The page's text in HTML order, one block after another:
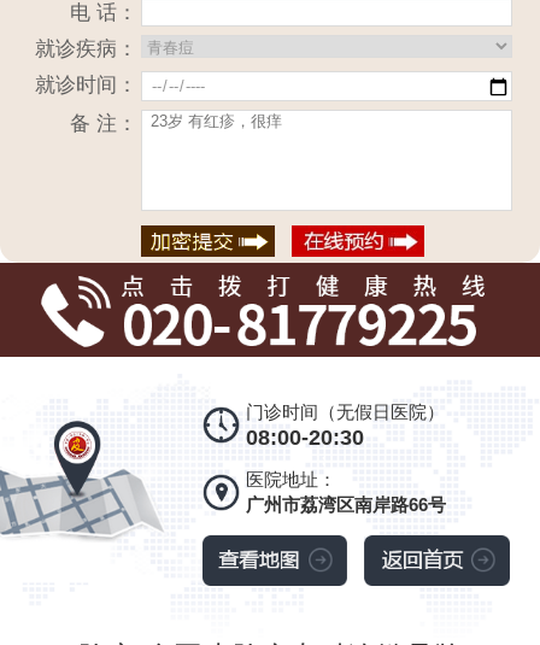
电 话：
就诊疾病：
就诊时间：
备 注：
门诊时间（无假日医院）
08:00-20:30
医院地址：
广州市荔湾区南岸路66号